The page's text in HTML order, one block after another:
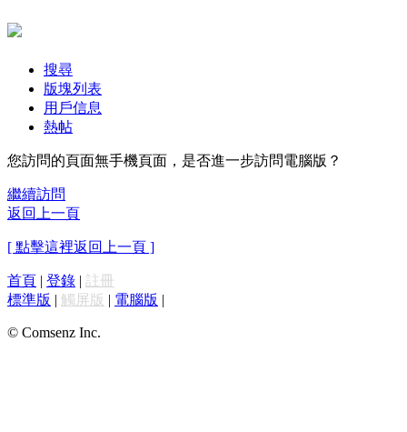
搜尋
版塊列表
用戶信息
熱帖
您訪問的頁面無手機頁面，是否進一步訪問電腦版？
繼續訪問
返回上一頁
[ 點擊這裡返回上一頁 ]
首頁 | 登錄 | 註冊
標準版 | 觸屏版 | 電腦版 |
© Comsenz Inc.